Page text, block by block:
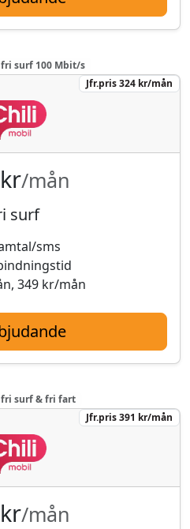
surf 100 Mbit/s
Jfr.pris 324 kr/mån
/mån
surf
sms
349 kr/mån
surf & fri fart
Jfr.pris 391 kr/mån
/mån